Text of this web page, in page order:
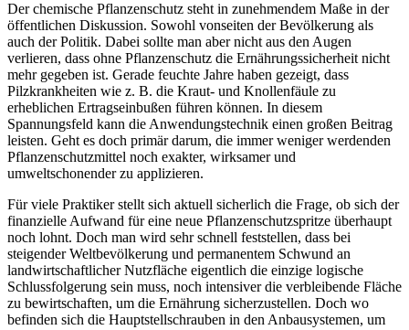
Der chemische Pflanzenschutz steht in zunehmendem Maße in der
öffentlichen Diskussion. Sowohl vonseiten der Bevölkerung als
auch der Politik. Dabei sollte man aber nicht aus den Augen
verlieren, dass ohne Pflanzenschutz die Ernährungssicherheit nicht
mehr gegeben ist. Gerade feuchte Jahre haben gezeigt, dass
Pilzkrankheiten wie z. B. die Kraut- und Knollenfäule zu
erheblichen Ertragseinbußen führen können. In diesem
Spannungsfeld kann die Anwendungstechnik einen großen Beitrag
leisten. Geht es doch primär darum, die immer weniger werdenden
Pflanzenschutzmittel noch exakter, wirksamer und
umweltschonender zu applizieren.
Für viele Praktiker stellt sich aktuell sicherlich die Frage, ob sich der
finanzielle Aufwand für eine neue Pflanzenschutzspritze überhaupt
noch lohnt. Doch man wird sehr schnell feststellen, dass bei
steigender Weltbevölkerung und permanentem Schwund an
landwirtschaftlicher Nutzfläche eigentlich die einzige logische
Schlussfolgerung sein muss, noch intensiver die verbleibende Fläche
zu bewirtschaften, um die Ernährung sicherzustellen. Doch wo
befinden sich die Hauptstellschrauben in den Anbausystemen, um